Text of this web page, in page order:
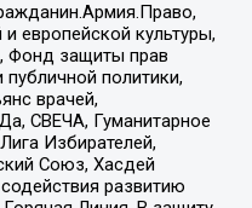
европейской культуры,
Фонд защиты прав
политики,
врачей,
СВЕЧА, Гуманитарное
Избирателей,
Союз, Хасдей
развитию